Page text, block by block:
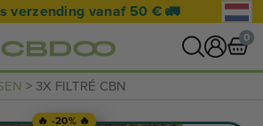
verzending vanaf 50 € 🚛
0
> 3X FILTRÉ CBN
🔥 -20% 🔥